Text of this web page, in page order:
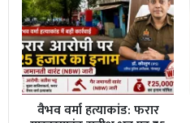
वैभव वर्मा हत्याकांड: फरार